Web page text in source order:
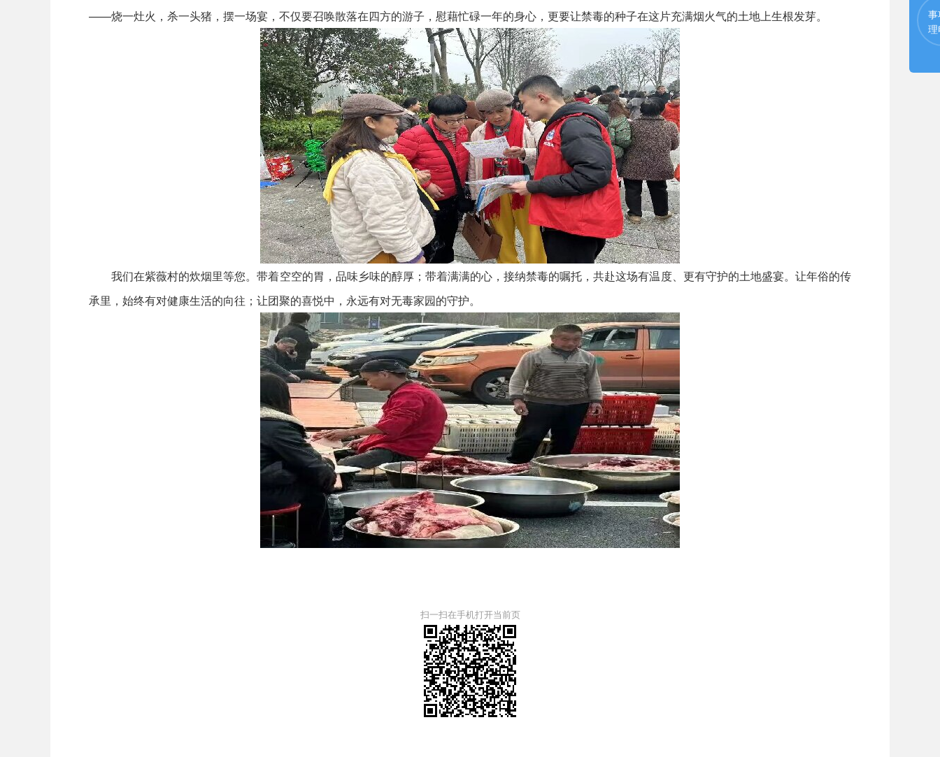
——烧一灶火，杀一头猪，摆一场宴，不仅要召唤散落在四方的游子，慰藉忙碌一年的身心，更要让禁毒的种子在这片充满烟火气的土地上生根发芽。
我们在紫薇村的炊烟里等您。带着空空的胃，品味乡味的醇厚；带着满满的心，接纳禁毒的嘱托，共赴这场有温度、更有守护的土地盛宴。让年俗的传
承里，始终有对健康生活的向往；让团聚的喜悦中，永远有对无毒家园的守护。
扫一扫在手机打开当前页